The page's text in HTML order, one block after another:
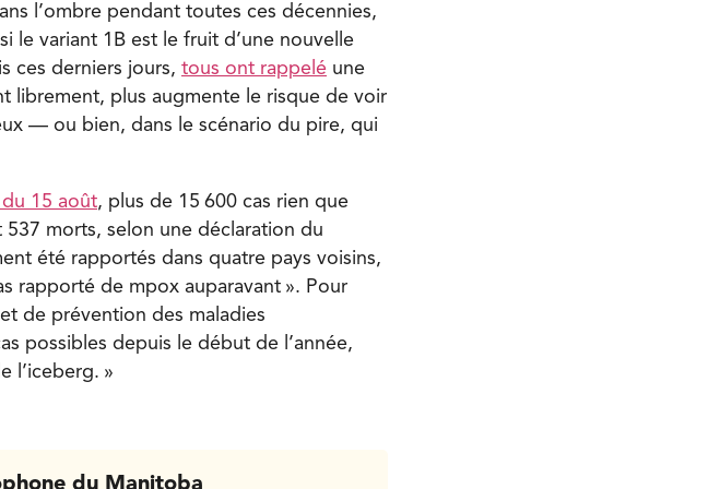
l’ombre pendant toutes ces décennies,
le variant 1B est le fruit d’une nouvelle
ces derniers jours, tous ont rappelé une
librement, plus augmente le risque de voir
— ou bien, dans le scénario du pire, qui
15 août, plus de 15 600 cas rien que
morts, selon une déclaration du
été rapportés dans quatre pays voisins,
rapporté de mpox auparavant ». Pour
de prévention des maladies
possibles depuis le début de l’année,
l’iceberg. »
du Manitoba